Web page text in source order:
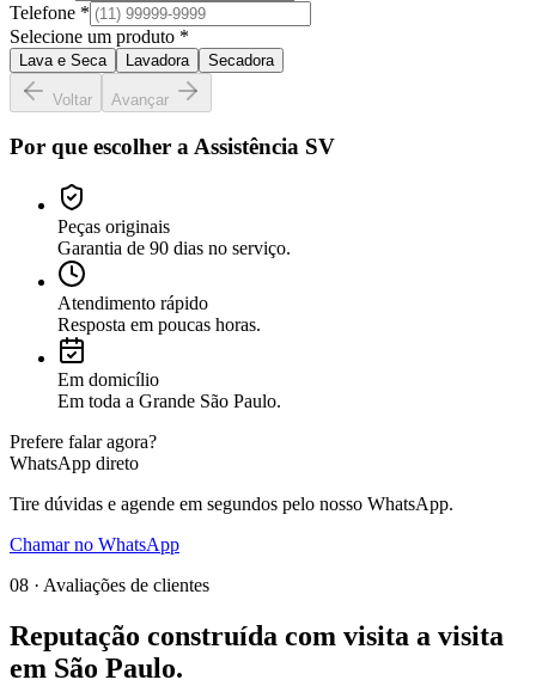
Telefone *
Selecione um produto *
Lava e Seca Lavadora Secadora
Voltar Avançar
Por que escolher a Assistência SV
Peças originais
Garantia de 90 dias no serviço.
Atendimento rápido
Resposta em poucas horas.
Em domicílio
Em toda a Grande São Paulo.
Prefere falar agora?
WhatsApp direto
Tire dúvidas e agende em segundos pelo nosso WhatsApp.
Chamar no WhatsApp
08 · Avaliações de clientes
Reputação construída com visita a visita
em São Paulo.